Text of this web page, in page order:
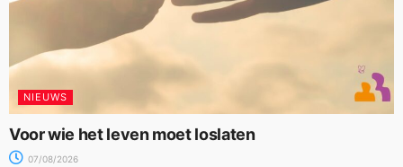
NIEUWS
Voor wie het leven moet loslaten
07/08/2026